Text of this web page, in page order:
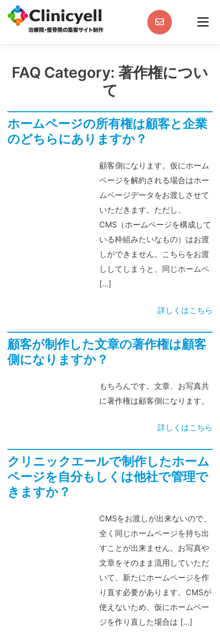
content
FAQ Category: 著作権につい
て
ホームページの所有権は顧客と企業
のどちらにありますか？
顧客側になります。仮にホーム
ページを解約される場合はホー
ムページデータをお渡しさせて
いただきます。ただし、
CMS（ホームページを構成して
いる枠組みたいなもの）はお渡
しができません。こちらをお渡
ししてしまうと、同じホームペ
[…]
詳しくはこちら
顧客が制作した文章の著作権は顧客
側になりますか？
もちろんです。文章、お写真共
に著作権は顧客側になります。
詳しくはこちら
クリニックエールで制作したホーム
ページを自分もしくは他社で管理で
きますか？
CMSをお渡しが出来ないので、
全く同じホームページを持ち出
すことが出来ません。お写真や
文章をそのまま流用していただ
いて、新たにホームページを作
り直す必要があります。CMSが
使えないため、仮にホームペー
ジを作り直した場合は […]